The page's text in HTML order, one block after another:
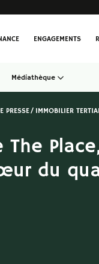
ENGAGEMENTS
Médiathèque
PRESSE IMMOBILIER
The
du